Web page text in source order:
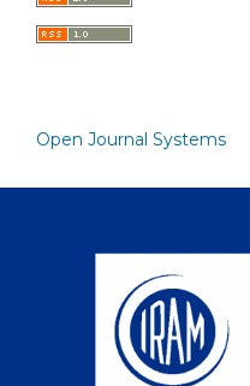
Open Journal Systems